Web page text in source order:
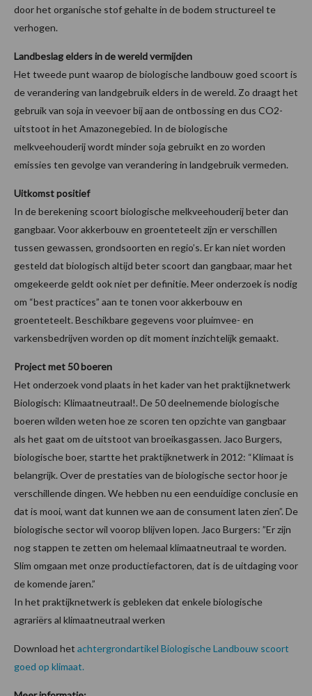
door het organische stof gehalte in de bodem structureel te
verhogen.
Landbeslag elders in de wereld vermijden
Het tweede punt waarop de biologische landbouw goed scoort is
de verandering van landgebruik elders in de wereld. Zo draagt het
gebruik van soja in veevoer bij aan de ontbossing en dus CO2-
uitstoot in het Amazonegebied. In de biologische
melkveehouderij wordt minder soja gebruikt en zo worden
emissies ten gevolge van verandering in landgebruik vermeden.
Uitkomst positief
In de berekening scoort biologische melkveehouderij beter dan
gangbaar. Voor akkerbouw en groenteteelt zijn er verschillen
tussen gewassen, grondsoorten en regio’s. Er kan niet worden
gesteld dat biologisch altijd beter scoort dan gangbaar, maar het
omgekeerde geldt ook niet per definitie. Meer onderzoek is nodig
om “best practices” aan te tonen voor akkerbouw en
groenteteelt. Beschikbare gegevens voor pluimvee- en
varkensbedrijven worden op dit moment inzichtelijk gemaakt.
Project met 50 boeren
Het onderzoek vond plaats in het kader van het praktijknetwerk
Biologisch: Klimaatneutraal!. De 50 deelnemende biologische
boeren wilden weten hoe ze scoren ten opzichte van gangbaar
als het gaat om de uitstoot van broeikasgassen. Jaco Burgers,
biologische boer, startte het praktijknetwerk in 2012: “Klimaat is
belangrijk. Over de prestaties van de biologische sector hoor je
verschillende dingen. We hebben nu een eenduidige conclusie en
dat is mooi, want dat kunnen we aan de consument laten zien”. De
biologische sector wil voorop blijven lopen. Jaco Burgers: ”Er zijn
nog stappen te zetten om helemaal klimaatneutraal te worden.
Slim omgaan met onze productiefactoren, dat is de uitdaging voor
de komende jaren.”
In het praktijknetwerk is gebleken dat enkele biologische
agrariërs al klimaatneutraal werken
Download het achtergrondartikel Biologische Landbouw scoort
goed op klimaat.